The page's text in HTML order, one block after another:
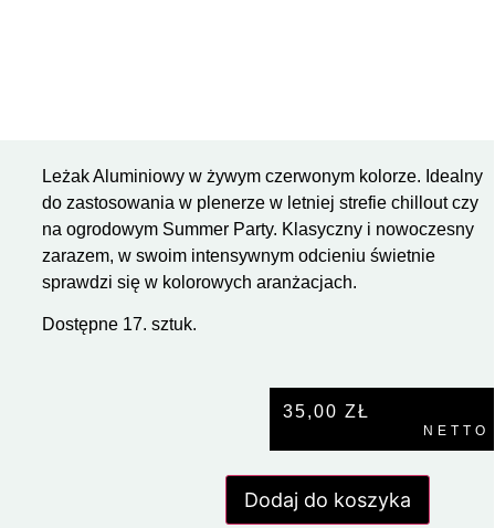
Leżak Aluminiowy w żywym czerwonym kolorze. Idealny
do zastosowania w plenerze w letniej strefie chillout czy
na ogrodowym Summer Party. Klasyczny i nowoczesny
zarazem, w swoim intensywnym odcieniu świetnie
sprawdzi się w kolorowych aranżacjach.
Dostępne 17. sztuk.
35,00 ZŁ
NETTO
Dodaj do koszyka